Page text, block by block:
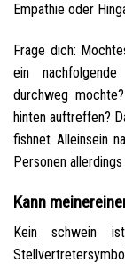
Empathie oder
Frage dich:
ein
durchweg
hinten auftreffen?
fishnet Alleinsein
Personen
Kann
Kein schwein